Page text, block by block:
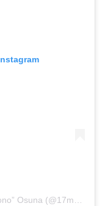
Una publicación compartida por “El Mono” Osuna (@17monono)